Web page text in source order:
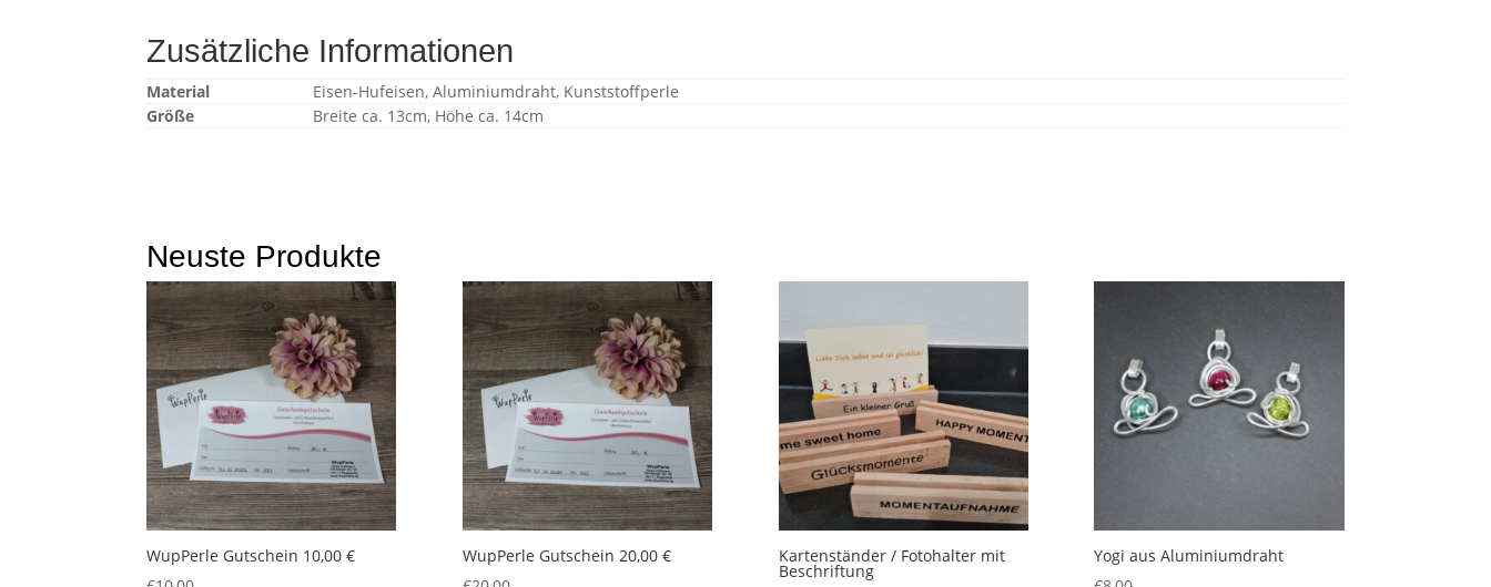
Zusätzliche Informationen
Material
Eisen-Hufeisen, Aluminiumdraht, Kunststoffperle
Größe
Breite ca. 13cm, Höhe ca. 14cm
Neuste Produkte
WupPerle Gutschein 10,00 €
WupPerle Gutschein 20,00 €
Kartenständer / Fotohalter mit
Beschriftung
Yogi aus Aluminiumdraht